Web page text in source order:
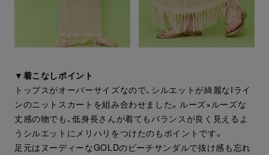
▼着こなしポイント
トップスがオーバーサイズなので、シルエットが綺麗なIライ
ンのニットスカートを組み合わせました。ルーズ×ルーズな
丈感の物でも、低身長さんが着てもバランスが良く見えるよ
うシルエットにメリハリをつけたのもポイントです。
足元はヌーディーなGOLDのビーチサンダルで抜け感も忘れ